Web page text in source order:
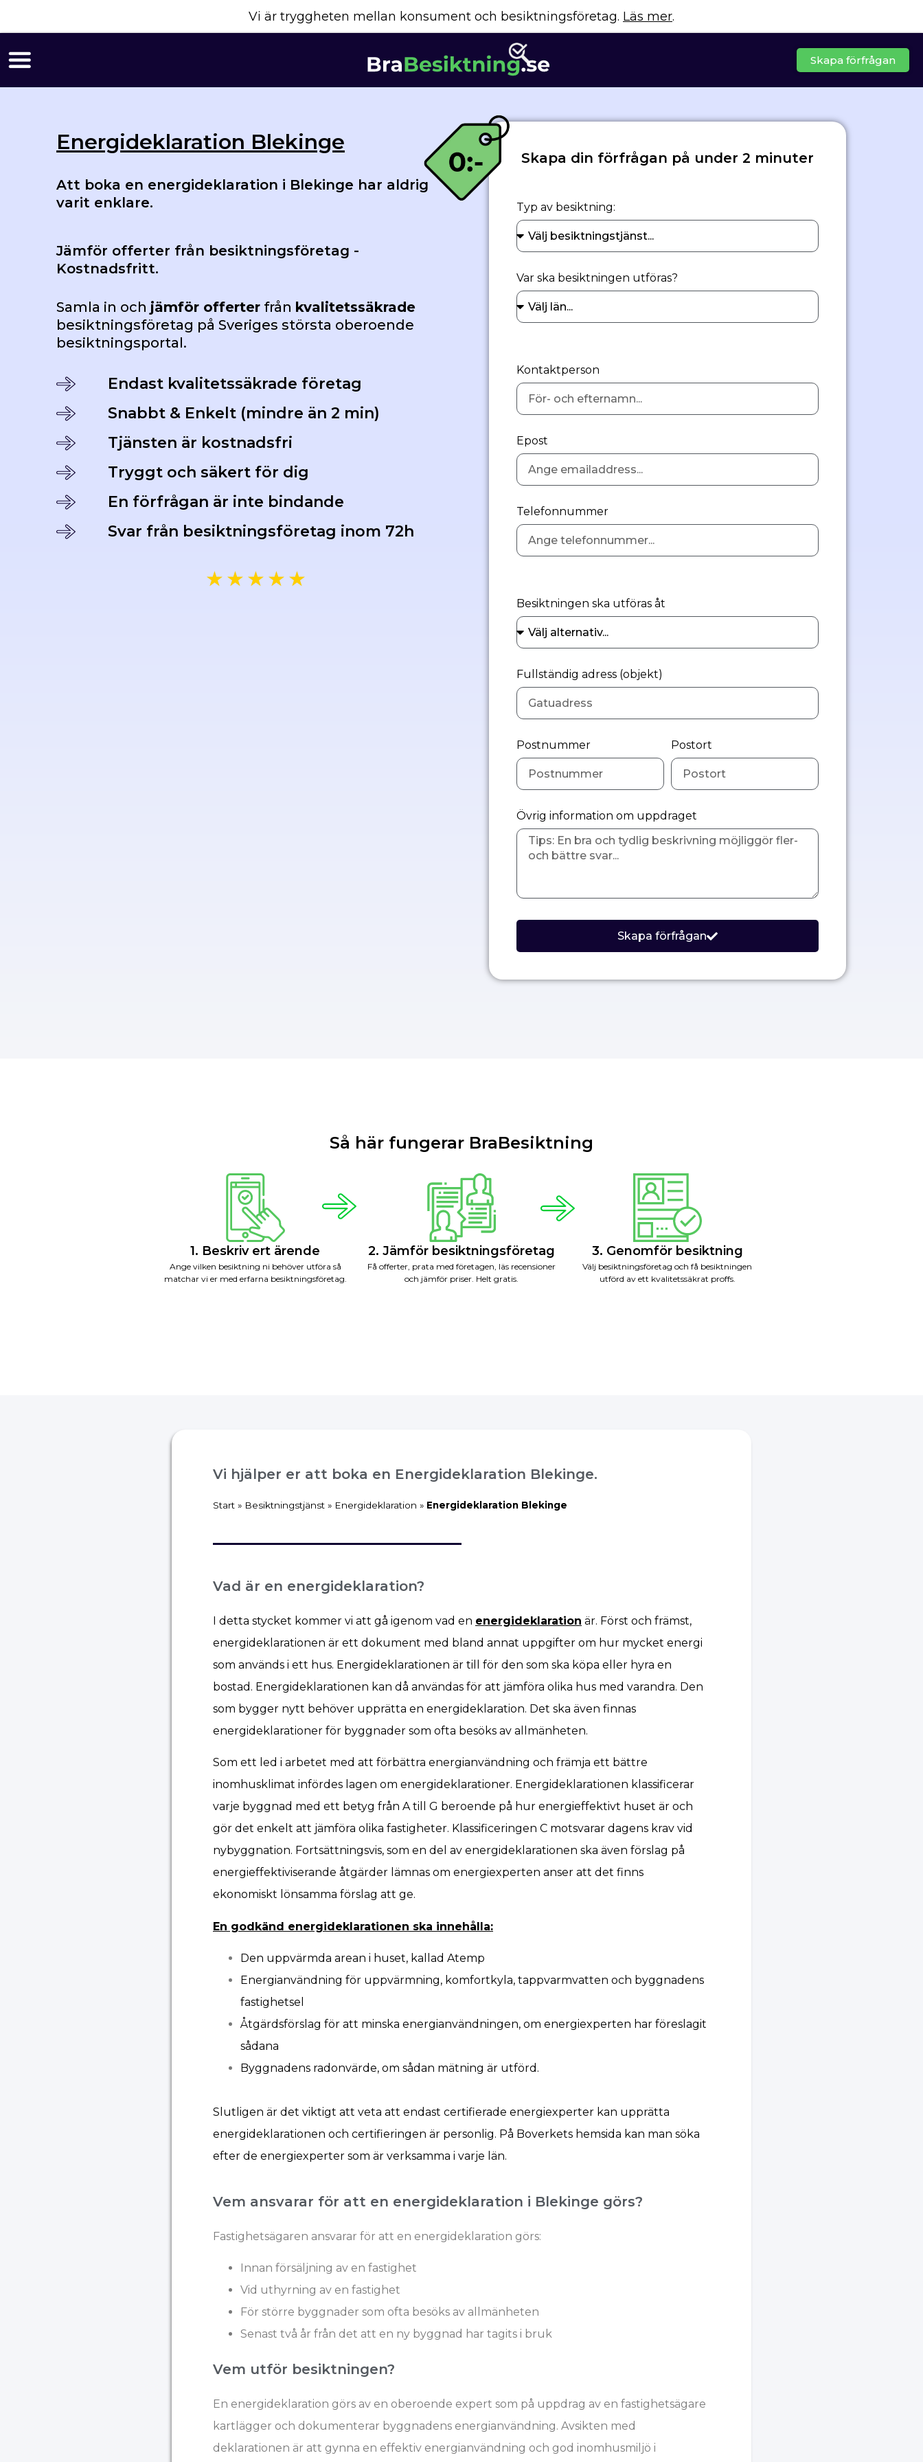
Vi är tryggheten mellan konsument och besiktningsföretag. Läs mer.
Skapa förfrågan
Energideklaration Blekinge
Att boka en energideklaration i Blekinge har aldrig
varit enklare.
Jämför offerter från besiktningsföretag -
Kostnadsfritt.
Samla in och jämför offerter från kvalitetssäkrade
besiktningsföretag på Sveriges största oberoende
besiktningsportal.
Endast kvalitetssäkrade företag
Snabbt & Enkelt (mindre än 2 min)
Tjänsten är kostnadsfri
Tryggt och säkert för dig
En förfrågan är inte bindande
Svar från besiktningsföretag inom 72h
★ ★ ★ ★ ★
Skapa din förfrågan på under 2 minuter
Typ av besiktning:
Var ska besiktningen utföras?
Kontaktperson
Epost
Telefonnummer
Besiktningen ska utföras åt
Fullständig adress (objekt)
Postnummer Postort
Övrig information om uppdraget
Skapa förfrågan
Så här fungerar BraBesiktning
1. Beskriv ert ärende
Ange vilken besiktning ni behöver utföra så
matchar vi er med erfarna besiktningsföretag.
2. Jämför besiktningsföretag
Få offerter, prata med företagen, läs recensioner
och jämför priser. Helt gratis.
3. Genomför besiktning
Välj besiktningsföretag och få besiktningen
utförd av ett kvalitetssäkrat proffs.
Vi hjälper er att boka en Energideklaration Blekinge.
Start » Besiktningstjänst » Energideklaration » Energideklaration Blekinge
Vad är en energideklaration?
I detta stycket kommer vi att gå igenom vad en energideklaration är. Först och främst,
energideklarationen är ett dokument med bland annat uppgifter om hur mycket energi
som används i ett hus. Energideklarationen är till för den som ska köpa eller hyra en
bostad. Energideklarationen kan då användas för att jämföra olika hus med varandra. Den
som bygger nytt behöver upprätta en energideklaration. Det ska även finnas
energideklarationer för byggnader som ofta besöks av allmänheten.
Som ett led i arbetet med att förbättra energianvändning och främja ett bättre
inomhusklimat infördes lagen om energideklarationer. Energideklarationen klassificerar
varje byggnad med ett betyg från A till G beroende på hur energieffektivt huset är och
gör det enkelt att jämföra olika fastigheter. Klassificeringen C motsvarar dagens krav vid
nybyggnation. Fortsättningsvis, som en del av energideklarationen ska även förslag på
energieffektiviserande åtgärder lämnas om energiexperten anser att det finns
ekonomiskt lönsamma förslag att ge.
En godkänd energideklarationen ska innehålla:
Den uppvärmda arean i huset, kallad Atemp
Energianvändning för uppvärmning, komfortkyla, tappvarmvatten och byggnadens
fastighetsel
Åtgärdsförslag för att minska energianvändningen, om energiexperten har föreslagit
sådana
Byggnadens radonvärde, om sådan mätning är utförd.
Slutligen är det viktigt att veta att endast certifierade energiexperter kan upprätta
energideklarationen och certifieringen är personlig. På Boverkets hemsida kan man söka
efter de energiexperter som är verksamma i varje län.
Vem ansvarar för att en energideklaration i Blekinge görs?
Fastighetsägaren ansvarar för att en energideklaration görs:
Innan försäljning av en fastighet
Vid uthyrning av en fastighet
För större byggnader som ofta besöks av allmänheten
Senast två år från det att en ny byggnad har tagits i bruk
Vem utför besiktningen?
En energideklaration görs av en oberoende expert som på uppdrag av en fastighetsägare
kartlägger och dokumenterar byggnadens energianvändning. Avsikten med
deklarationen är att gynna en effektiv energianvändning och god inomhusmiljö i